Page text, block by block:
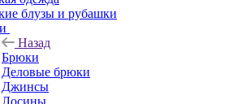
блузы и рубашки
Назад
Брюки
Деловые брюки
Джинсы
Лосины